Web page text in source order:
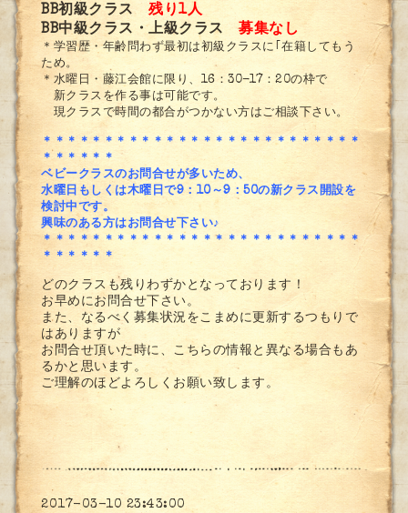
BB初級クラス残り1人
BB中級クラス・上級クラス募集なし
＊学習歴・年齢問わず最初は初級クラスに｢在籍してもう
ため。
＊水曜日・藤江会館に限り、16：30-17：20の枠で
新クラスを作る事は可能です。
現クラスで時間の都合がつかない方はご相談下さい。
＊＊＊＊＊＊＊＊＊＊＊＊＊＊＊＊＊＊＊＊＊＊＊＊＊＊
＊＊＊＊＊＊
ベビークラスのお問合せが多いため、
水曜日もしくは木曜日で9：10～9：50の新クラス開設を
検討中です。
興味のある方はお問合せ下さい♪
＊＊＊＊＊＊＊＊＊＊＊＊＊＊＊＊＊＊＊＊＊＊＊＊＊＊
＊＊＊＊＊＊
どのクラスも残りわずかとなっております！
お早めにお問合せ下さい。
また、なるべく募集状況をこまめに更新するつもりで
はありますが
お問合せ頂いた時に、こちらの情報と異なる場合もあ
るかと思います。
ご理解のほどよろしくお願い致します。
2017-03-10 23:43:00